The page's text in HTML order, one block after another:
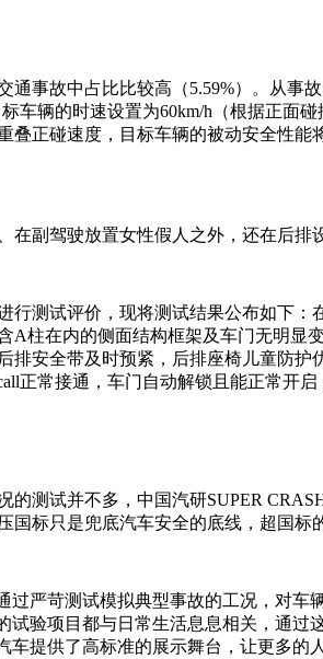
事故中占比比较高（5.59%）。从
车辆的时速设置为60km/h（根据正面
正碰速度，目标车辆的被动安全性
副驾驶放置女性假人之外，还在后
测试评价，现将测试结果公布如下
柱在内的侧面结构框架及车门无明
安全带及时预紧，后排座椅儿童防
正常接通，车门自动解锁且能正常开
测试并不多，中国汽研SUPER
标只是兜底汽车安全的底线，超国标
过严苛测试模拟典型事故的工况，对
试验项目都与日常生活息息相关，通
车提供了高标准的展示舞台，让更多